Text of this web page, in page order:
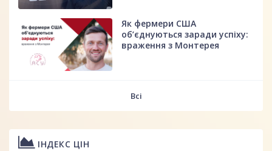
Як фермери США
об’єднуються заради успіху:
враження з Монтерея
Всі
ІНДЕКС ЦІН